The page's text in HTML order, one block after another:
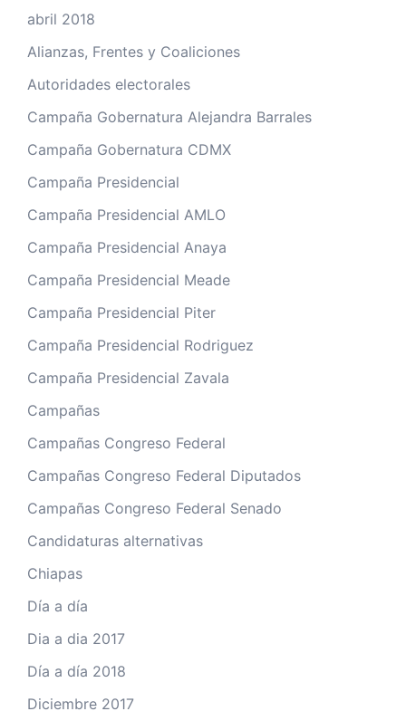
abril 2018
Alianzas, Frentes y Coaliciones
Autoridades electorales
Campaña Gobernatura Alejandra Barrales
Campaña Gobernatura CDMX
Campaña Presidencial
Campaña Presidencial AMLO
Campaña Presidencial Anaya
Campaña Presidencial Meade
Campaña Presidencial Piter
Campaña Presidencial Rodriguez
Campaña Presidencial Zavala
Campañas
Campañas Congreso Federal
Campañas Congreso Federal Diputados
Campañas Congreso Federal Senado
Candidaturas alternativas
Chiapas
Día a día
Dia a dia 2017
Día a día 2018
Diciembre 2017